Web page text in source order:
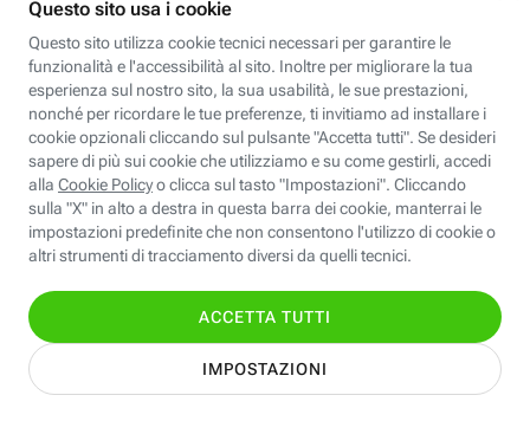
Scopri le offerte Internet, Mobile ed Energia
giuste per te con il supporto dei
nostri esperti!
inserisci il tuo numero di telefono
seleziona la fascia oraria
informativa sulla privacyai sensi del regolamento UE
ricevere contatti telefonici sulle offerte commerciali di Fastweb e
sulla disponibilità del servizio, in base alla finalità #2
(facoltativo).